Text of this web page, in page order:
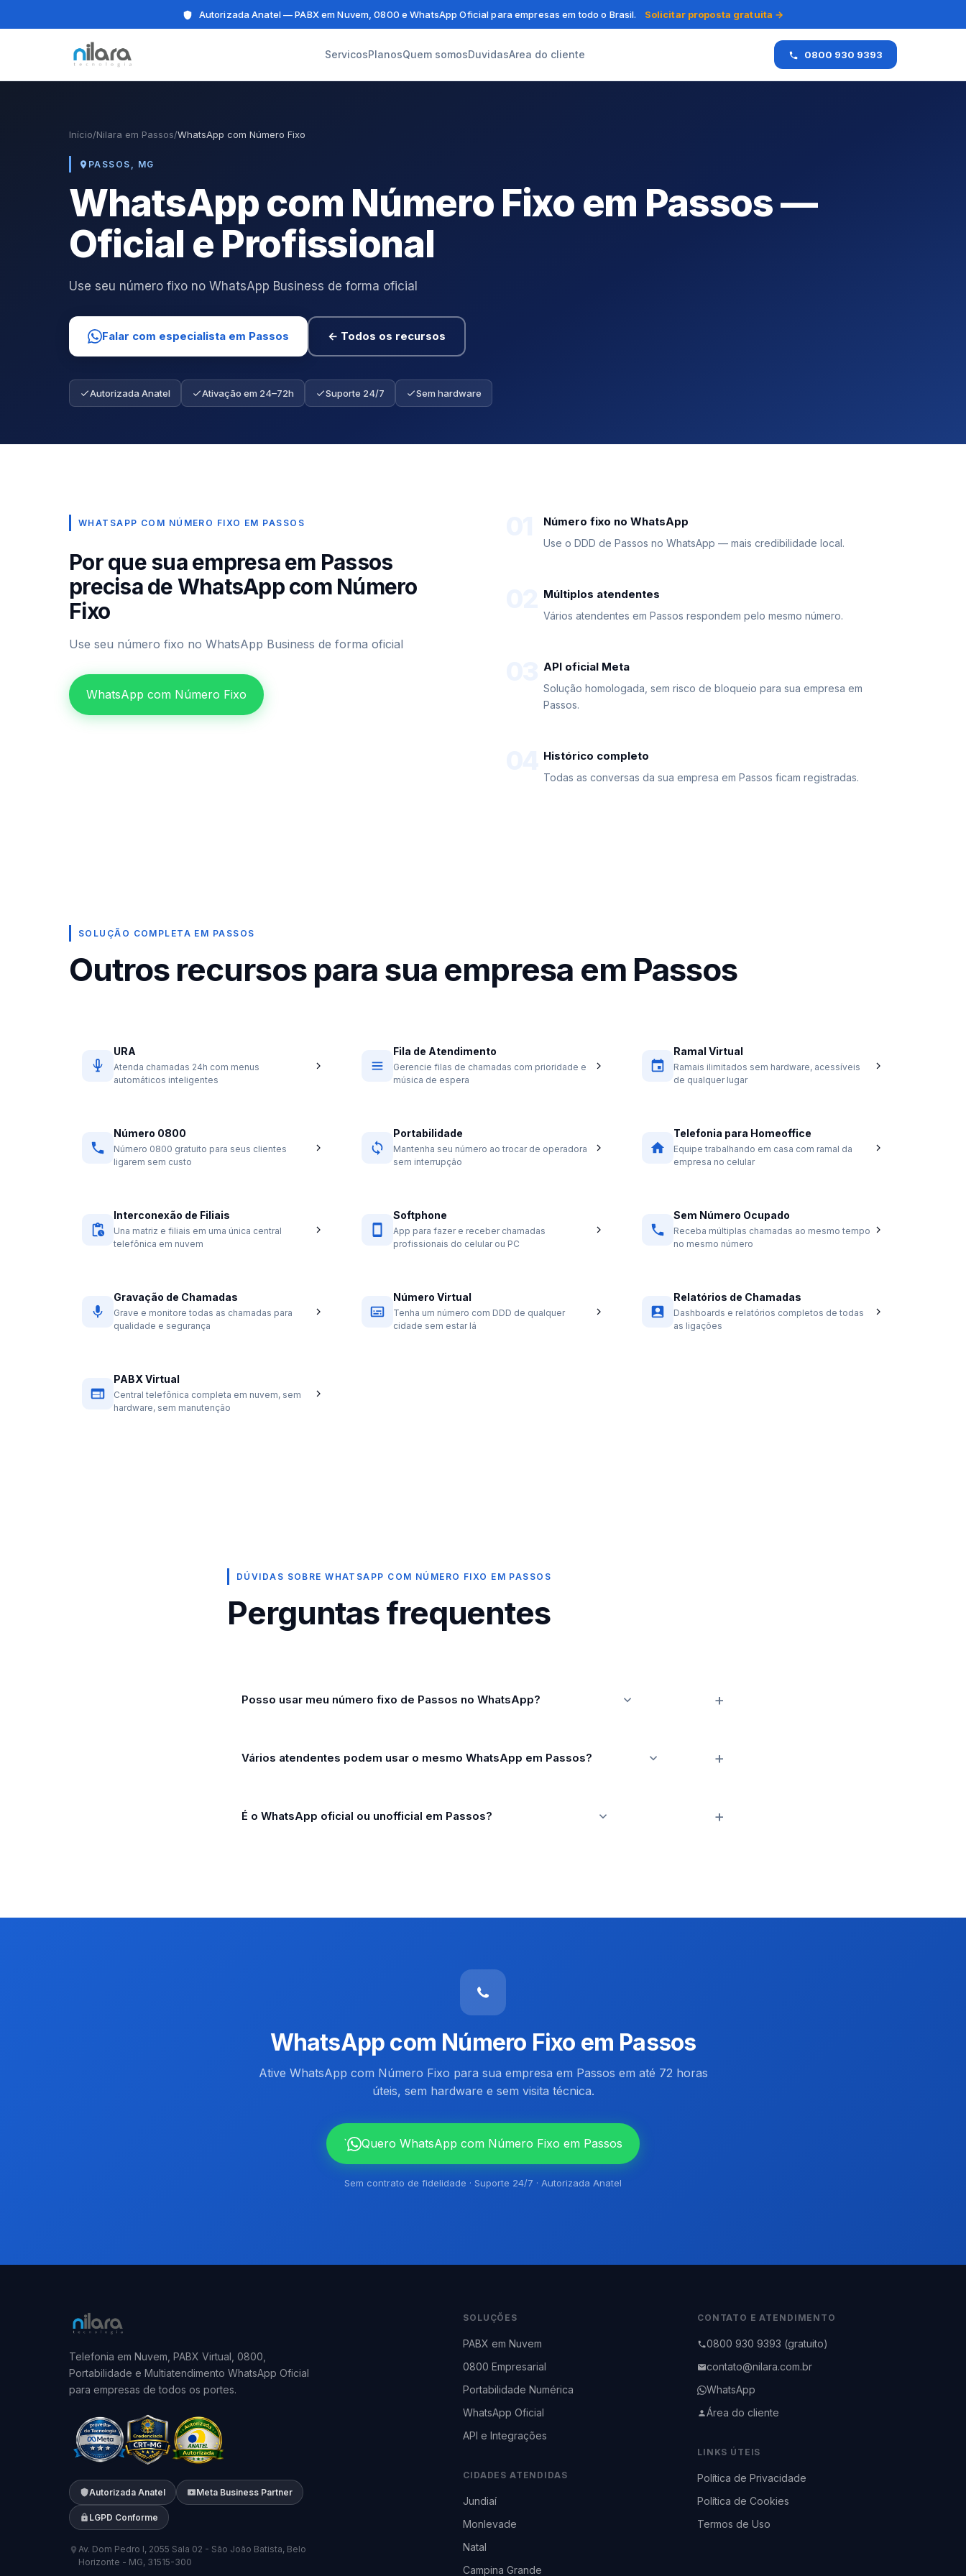
Autorizada Anatel — PABX em Nuvem, 0800 e WhatsApp Oficial para empresas em todo o Brasil. Solicitar proposta gratuita →
ServicosPlanosQuem somosDuvidasArea do cliente 0800 930 9393
Início/Nilara em Passos/WhatsApp com Número Fixo
PASSOS, MG
WhatsApp com Número Fixo em Passos —
Oficial e Profissional
Use seu número fixo no WhatsApp Business de forma oficial
Falar com especialista em Passos ← Todos os recursos
Autorizada Anatel Ativação em 24–72h Suporte 24/7 Sem hardware
WHATSAPP COM NÚMERO FIXO EM PASSOS
Por que sua empresa em Passos
precisa de WhatsApp com Número
Fixo
Use seu número fixo no WhatsApp Business de forma oficial
WhatsApp com Número Fixo
Número fixo no WhatsApp
Use o DDD de Passos no WhatsApp — mais credibilidade local.
Múltiplos atendentes
Vários atendentes em Passos respondem pelo mesmo número.
API oficial Meta
Solução homologada, sem risco de bloqueio para sua empresa em
Passos.
Histórico completo
Todas as conversas da sua empresa em Passos ficam registradas.
SOLUÇÃO COMPLETA EM PASSOS
Outros recursos para sua empresa em Passos
URA
Atenda chamadas 24h com menus
automáticos inteligentes
Fila de Atendimento
Gerencie filas de chamadas com prioridade e
música de espera
Ramal Virtual
Ramais ilimitados sem hardware, acessíveis
de qualquer lugar
Número 0800
Número 0800 gratuito para seus clientes
ligarem sem custo
Portabilidade
Mantenha seu número ao trocar de operadora
sem interrupção
Telefonia para Homeoffice
Equipe trabalhando em casa com ramal da
empresa no celular
Interconexão de Filiais
Una matriz e filiais em uma única central
telefônica em nuvem
Softphone
App para fazer e receber chamadas
profissionais do celular ou PC
Sem Número Ocupado
Receba múltiplas chamadas ao mesmo tempo
no mesmo número
Gravação de Chamadas
Grave e monitore todas as chamadas para
qualidade e segurança
Número Virtual
Tenha um número com DDD de qualquer
cidade sem estar lá
Relatórios de Chamadas
Dashboards e relatórios completos de todas
as ligações
PABX Virtual
Central telefônica completa em nuvem, sem
hardware, sem manutenção
DÚVIDAS SOBRE WHATSAPP COM NÚMERO FIXO EM PASSOS
Perguntas frequentes
Posso usar meu número fixo de Passos no WhatsApp?
Vários atendentes podem usar o mesmo WhatsApp em Passos?
É o WhatsApp oficial ou unofficial em Passos?
WhatsApp com Número Fixo em Passos
Ative WhatsApp com Número Fixo para sua empresa em Passos em até 72 horas
úteis, sem hardware e sem visita técnica.
` Quero WhatsApp com Número Fixo em Passos
Sem contrato de fidelidade · Suporte 24/7 · Autorizada Anatel
Telefonia em Nuvem, PABX Virtual, 0800,
Portabilidade e Multiatendimento WhatsApp Oficial
para empresas de todos os portes.
Autorizada Anatel Meta Business Partner
LGPD Conforme
Av. Dom Pedro I, 2055 Sala 02 - São João Batista, Belo
Horizonte - MG, 31515-300
SOLUÇÕES
PABX em Nuvem
0800 Empresarial
Portabilidade Numérica
WhatsApp Oficial
API e Integrações
CIDADES ATENDIDAS
Jundiaí
Monlevade
Natal
Campina Grande
CONTATO E ATENDIMENTO
0800 930 9393 (gratuito)
contato@nilara.com.br
WhatsApp
Área do cliente
LINKS ÚTEIS
Política de Privacidade
Política de Cookies
Termos de Uso